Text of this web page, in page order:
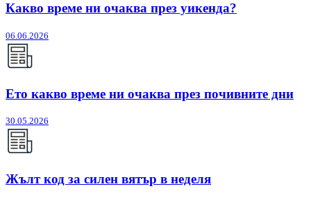
Какво време ни очаква през уикенда?
06.06.2026
Ето какво време ни очаква през почивните дни
30.05.2026
Жълт код за силен вятър в неделя